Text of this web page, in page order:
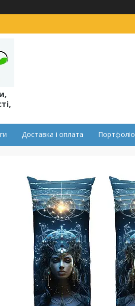
Доставка і оплата Портфоліо